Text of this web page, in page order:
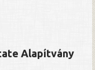
Alapítvány